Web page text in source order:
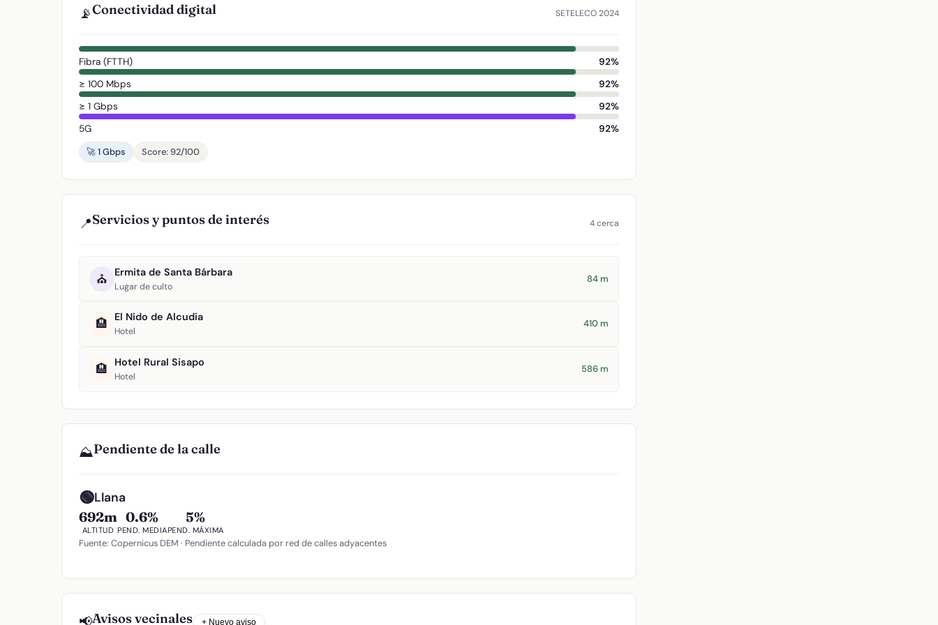
📡Conectividad digital SETELECO 2024
Fibra (FTTH)
92%
≥ 100 Mbps
92%
≥ 1 Gbps
92%
5G
92%
🚀 1 Gbps
Score: 92/100
📍Servicios y puntos de interés 4 cerca
⛪ Ermita de Santa Bárbara
Lugar de culto
84 m
🏨 El Nido de Alcudia
Hotel
410 m
🏨 Hotel Rural Sisapo
Hotel
586 m
⛰️Pendiente de la calle
🟢Llana
692m
ALTITUD
0.6%
PEND. MEDIA
5%
PEND. MÁXIMA
Fuente: Copernicus DEM · Pendiente calculada por red de calles adyacentes
Avisos vecinales + Nuevo aviso